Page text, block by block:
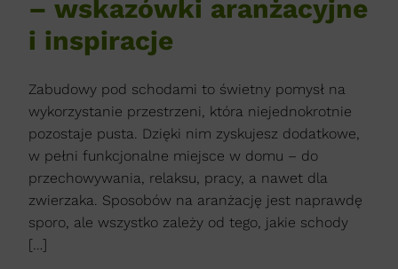
– wskazówki aranżacyjne
i inspiracje
Zabudowy pod schodami to świetny pomysł na
wykorzystanie przestrzeni, która niejednokrotnie
pozostaje pusta. Dzięki nim zyskujesz dodatkowe,
w pełni funkcjonalne miejsce w domu – do
przechowywania, relaksu, pracy, a nawet dla
zwierzaka. Sposobów na aranżację jest naprawdę
sporo, ale wszystko zależy od tego, jakie schody
[…]